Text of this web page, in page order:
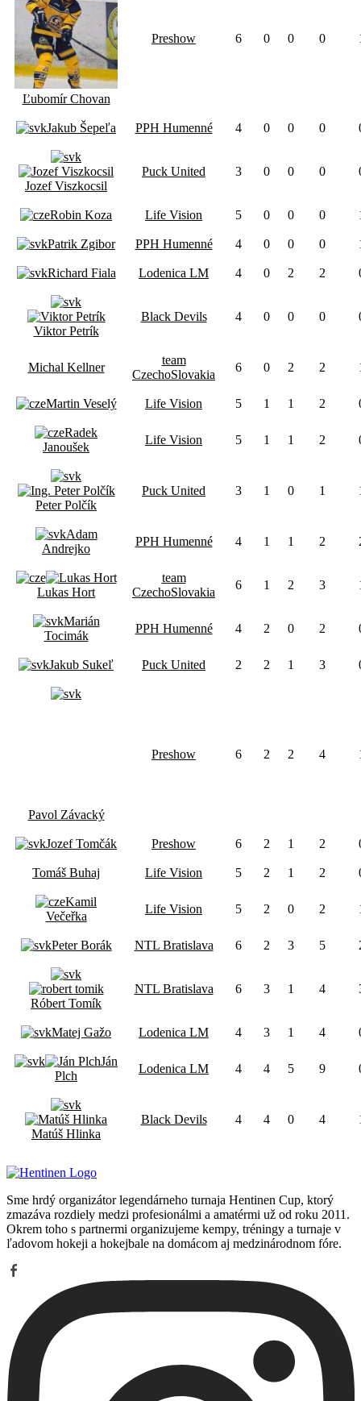
Ľubomír Chovan
Preshow 6 0 0 0
Jakub Šepeľa PPH Humenné 4 0 0 0
Jozef Viszkocsil
Puck United 3 0 0 0
Robin Koza Life Vision 5 0 0 0
Patrik Zgibor PPH Humenné 4 0 0 0
Richard Fiala Lodenica LM 4 0 2 2
Viktor Petrík
Black Devils 4 0 0 0
Michal Kellner
team
CzechoSlovakia
6 0 2 2
Martin Veselý Life Vision 5 1 1 2
Radek
Janoušek
Life Vision 5 1 1 2
Peter Polčík
Puck United 3 1 0 1
Adam
Andrejko
PPH Humenné 4 1 1 2
Lukas Hort
team
CzechoSlovakia
6 1 2 3
Marián
Tocimák
PPH Humenné 4 2 0 2
Jakub Sukeľ Puck United 2 2 1 3
Pavol Závacký
Preshow 6 2 2 4
Jozef Tomčák Preshow 6 2 1 2
Tomáš Buhaj Life Vision 5 2 1 2
Kamil
Večeřka
Life Vision 5 2 0 2
Peter Borák NTL Bratislava 6 2 3 5
Róbert Tomík
NTL Bratislava 6 3 1 4
Matej Gažo Lodenica LM 4 3 1 4
Ján
Plch
Lodenica LM 4 4 5 9
Matúš Hlinka
Black Devils 4 4 0 4
Sme hrdý organizátor legendárneho turnaja Hentinen Cup, ktorý
zmazáva rozdiely medzi profesionálmi a amatérmi už od roku 2011.
Okrem toho s partnermi organizujeme kempy, tréningy a turnaje v
ľadovom hokeji a hokejbale na domácom aj medzinárodnom fóre.